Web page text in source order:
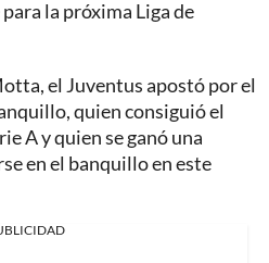
la próxima Liga de
el Juventus apostó por el
quien consiguió el
A y quien se ganó una
en el banquillo en este